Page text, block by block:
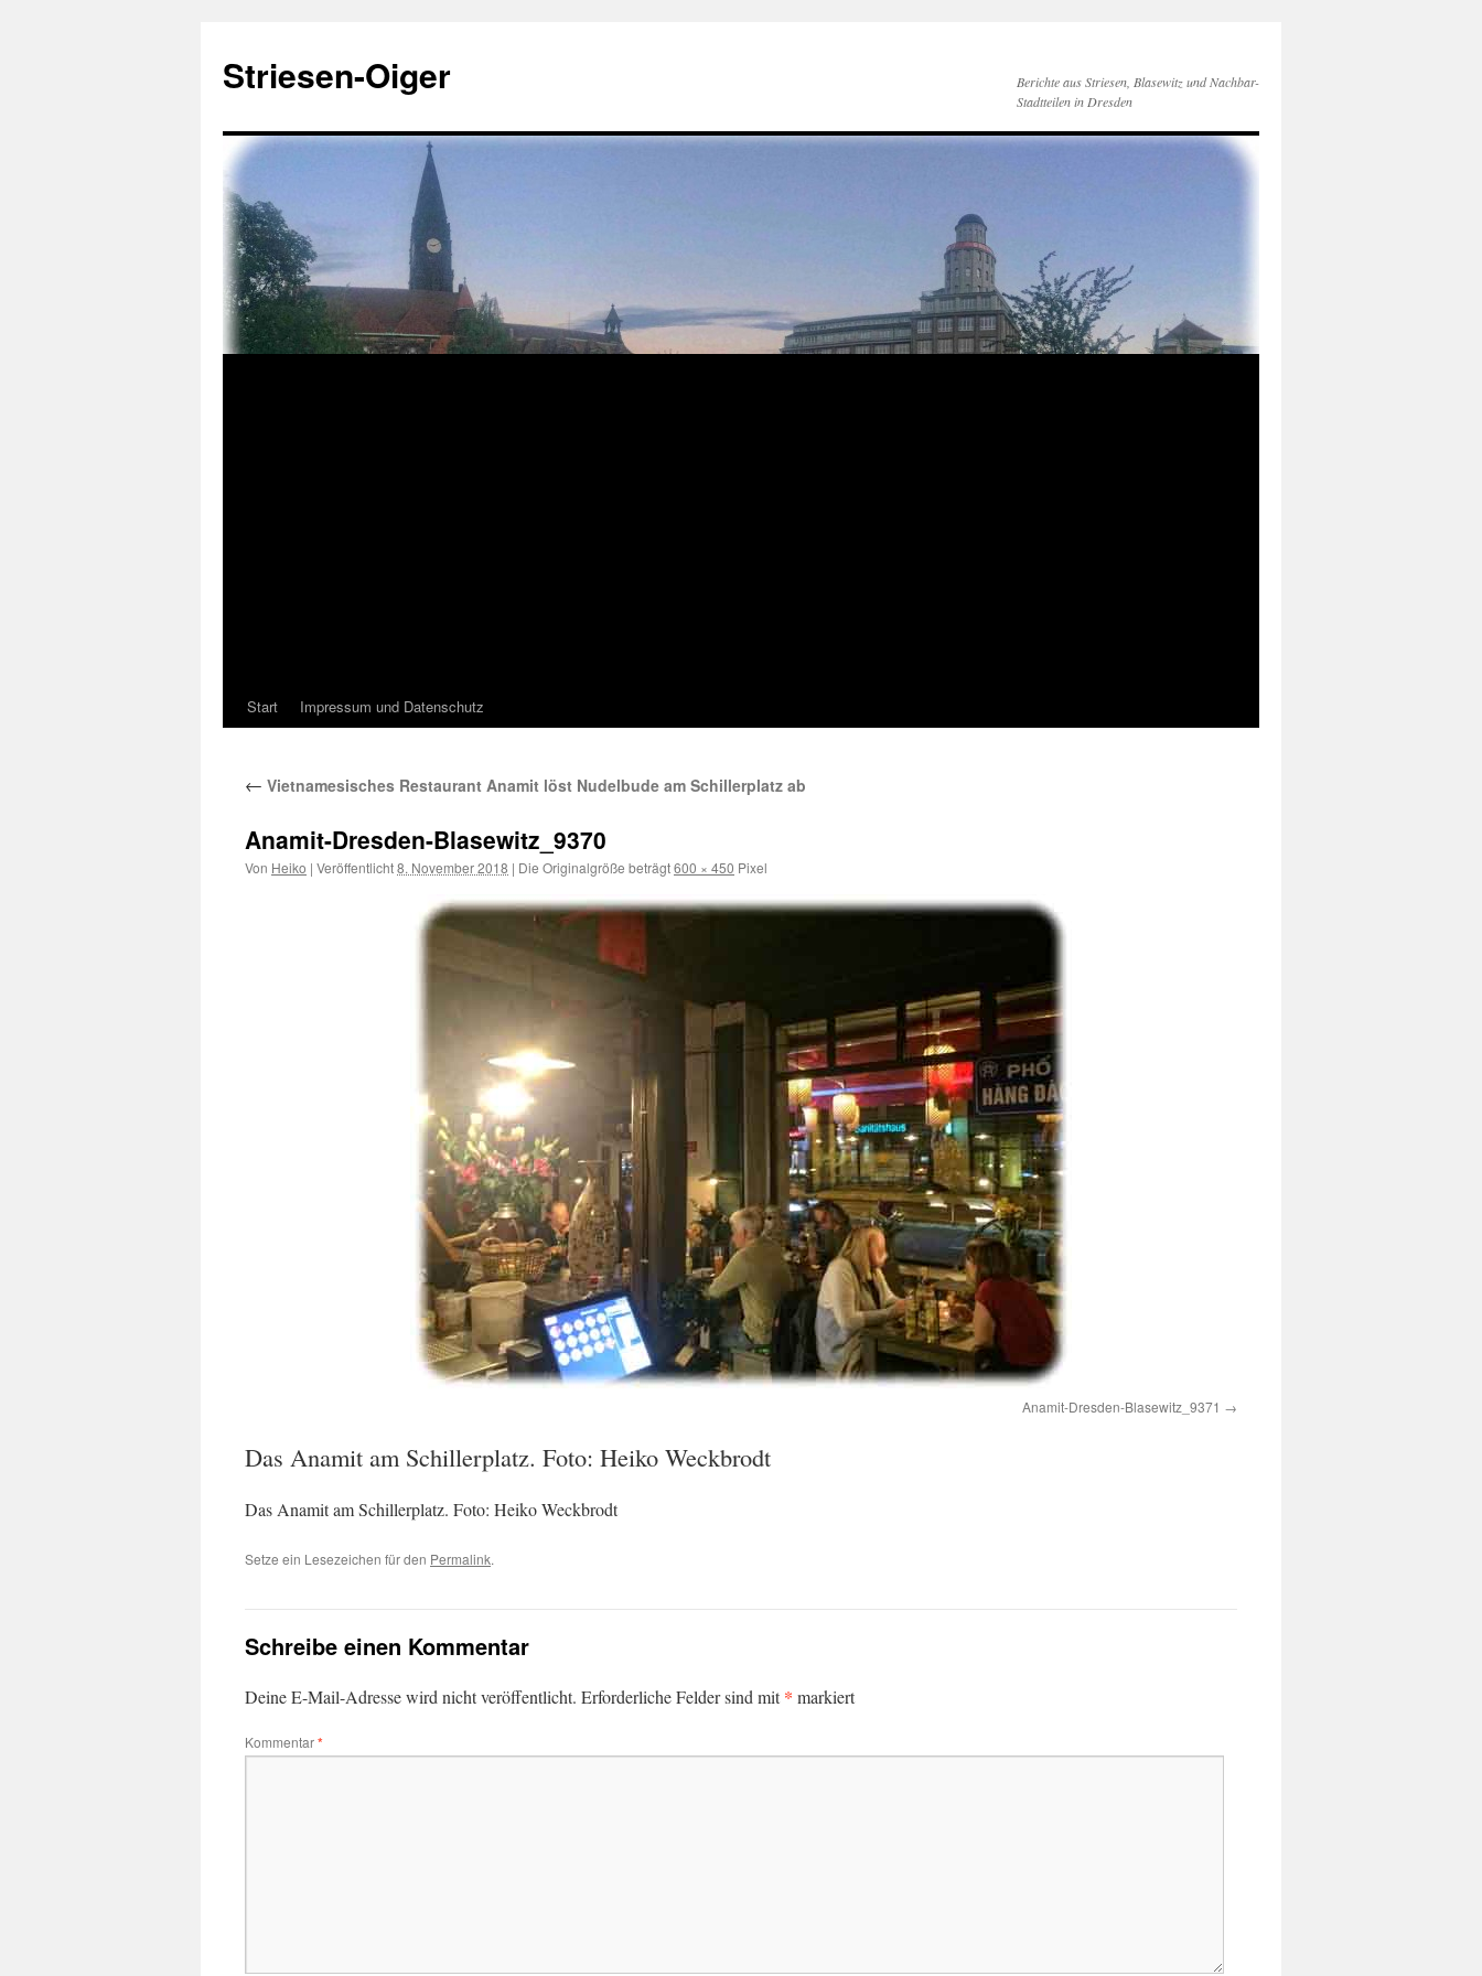
springen
Striesen-Oiger
Berichte aus Striesen, Blasewitz und Nachbar-
Stadtteilen in Dresden
Start Impressum und Datenschutz
← Vietnamesisches Restaurant Anamit löst Nudelbude am Schillerplatz ab
Anamit-Dresden-Blasewitz_9370
Von Heiko | Veröffentlicht8. November 2018 | Die Originalgröße beträgt600 × 450 Pixel
Anamit-Dresden-Blasewitz_9371
Das Anamit am Schillerplatz. Foto: Heiko Weckbrodt
Das Anamit am Schillerplatz. Foto: Heiko Weckbrodt
Setze ein Lesezeichen für den Permalink.
Schreibe einen Kommentar
Deine E-Mail-Adresse wird nicht veröffentlicht. Erforderliche Felder sind mit* markiert
Kommentar*